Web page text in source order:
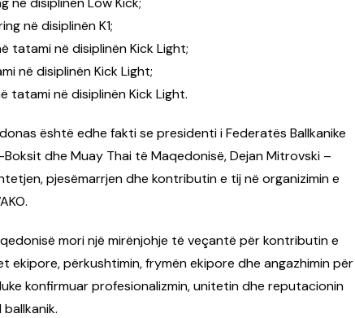
në disiplinën K1;
tatami në disiplinën Kick Light;
në disiplinën Kick Light;
tatami në disiplinën Kick Light.
është edhe fakti se presidenti i Federatës Ballkanike
dhe Muay Thai të Maqedonisë, Dejan Mitrovski –
pjesëmarrjen dhe kontributin e tij në organizimin e
mori një mirënjohje të veçantë për kontributin e
ekipore, përkushtimin, frymën ekipore dhe angazhimin për
konfirmuar profesionalizmin, unitetin dhe reputacionin